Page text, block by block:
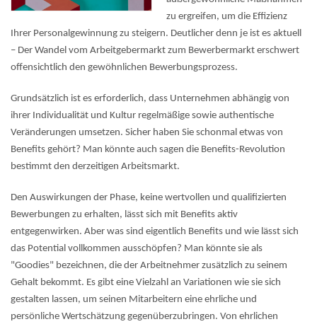
zu ergreifen, um die Effizienz
Ihrer Personalgewinnung zu steigern. Deutlicher denn je ist es aktuell
– Der Wandel vom Arbeitgebermarkt zum Bewerbermarkt erschwert
offensichtlich den gewöhnlichen Bewerbungsprozess.
Grundsätzlich ist es erforderlich, dass Unternehmen abhängig von
ihrer Individualität und Kultur regelmäßige sowie authentische
Veränderungen umsetzen. Sicher haben Sie schonmal etwas von
Benefits gehört? Man könnte auch sagen die Benefits-Revolution
bestimmt den derzeitigen Arbeitsmarkt.
Den Auswirkungen der Phase, keine wertvollen und qualifizierten
Bewerbungen zu erhalten, lässt sich mit Benefits aktiv
entgegenwirken. Aber was sind eigentlich Benefits und wie lässt sich
das Potential vollkommen ausschöpfen? Man könnte sie als
"Goodies" bezeichnen, die der Arbeitnehmer zusätzlich zu seinem
Gehalt bekommt. Es gibt eine Vielzahl an Variationen wie sie sich
gestalten lassen, um seinen Mitarbeitern eine ehrliche und
persönliche Wertschätzung gegenüberzubringen. Von ehrlichen